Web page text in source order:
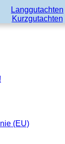
Langgutachten
Kurzgutachten
(EU)